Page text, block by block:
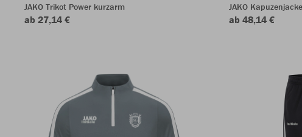
JAKO Trikot Power kurzarm
ab 27,14 €
JAKO
ab 48,14 €